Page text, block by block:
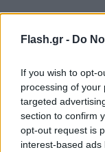
Flash.gr - Do
If you wish to opt-
processing of your
targeted
section to confirm
opt-out request is
interest-based